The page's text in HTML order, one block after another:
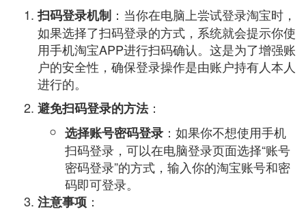
扫码登录机制 ：当你在电脑上尝试登录淘宝时，
如果选择了扫码登录的方式，系统就会提示你使
用手机淘宝APP进行扫码确认。这是为了增强账
户的安全性，确保登录操作是由账户持有人本人
进行的。
避免扫码登录的方法：
选择账号密码登录 ：如果你不想使用手机
扫码登录，可以在电脑登录页面选择“账号
密码登录”的方式，输入你的淘宝账号和密
码即可登录。
注意事项 ：